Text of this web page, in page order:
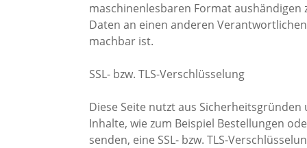
maschinenlesbaren Format
Daten an einen anderen
machbar ist.
SSL- bzw. TLS-Verschlüsselung
Diese Seite nutzt aus
Inhalte, wie zum Beispiel Bestellungen
senden, eine SSL- bzw. TLS-